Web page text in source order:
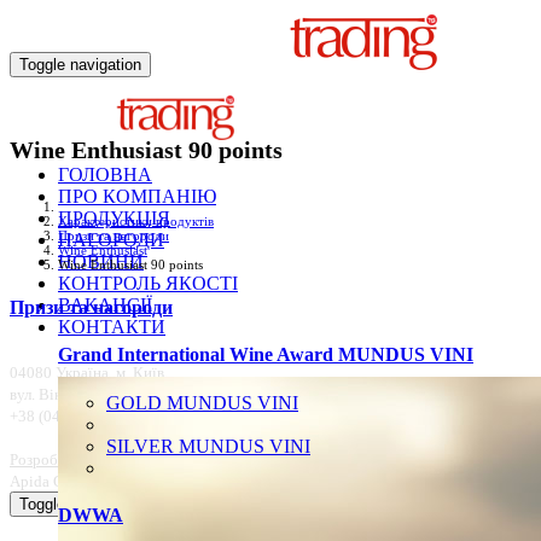
Toggle navigation
ГОЛОВНА
ПРО КОМПАНІЮ
ПРОДУКЦІЯ
НАГОРОДИ
НОВИНИ
КОНТРОЛЬ ЯКОСТІ
ВАКАНСІЇ
КОНТАКТИ
Wine Enthusiast 90 points
Характеристики продуктів
Призи та нагороди
Wine Enthusiast
Wine Enthusiast 90 points
Призи та нагороди
Grand International Wine Award MUNDUS VINI
GOLD MUNDUS VINI
SILVER MUNDUS VINI
DWWA
04080 Україна, м. Київ,
вул. Вікентія Хвойки 18\14
+38 (044) 537-02-32 | +38 (044) 586-49-28
info @ telianitrading.kiev.ua
Розробка сайта
Apida Group
Toggle navigation